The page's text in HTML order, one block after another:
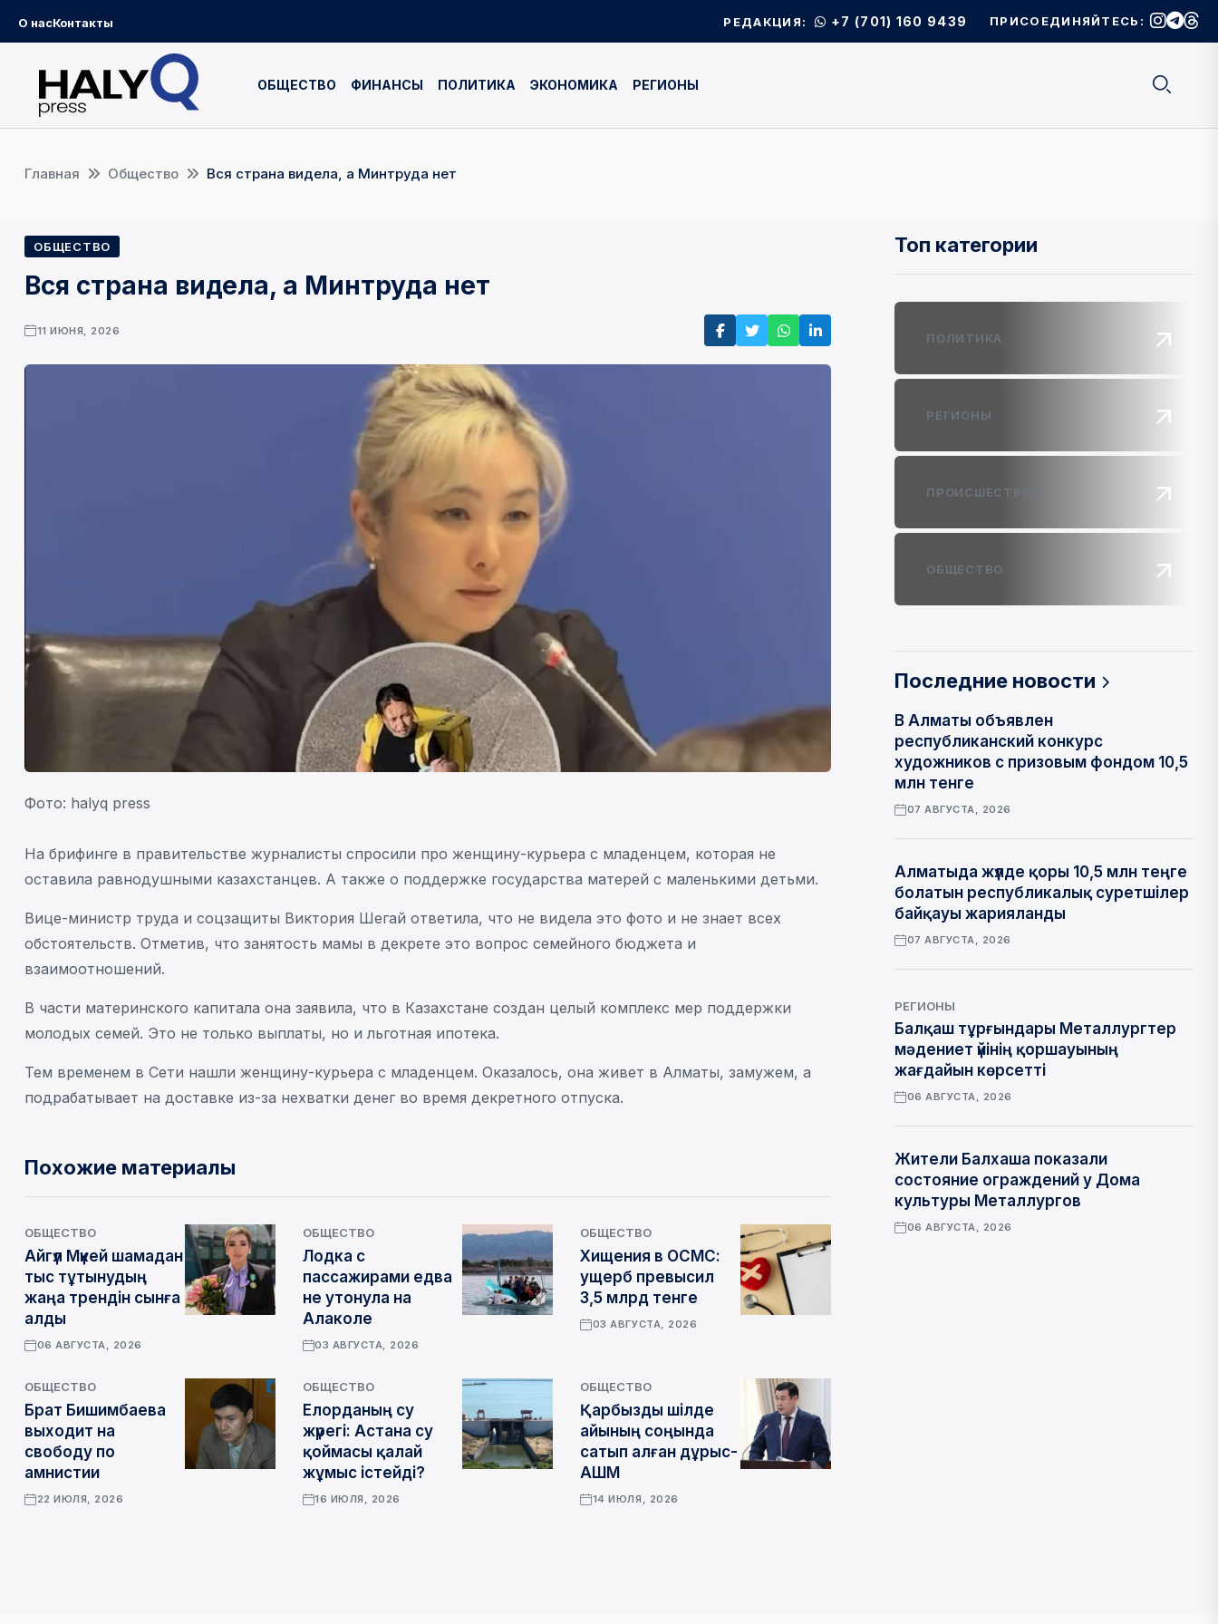
О насКонтакты РЕДАКЦИЯ: +7 (701) 160 9439 ПРИСОЕДИНЯЙТЕСЬ:
ОБЩЕСТВО ФИНАНСЫ ПОЛИТИКА ЭКОНОМИКА РЕГИОНЫ
Главная Общество Вся страна видела, а Минтруда нет
ОБЩЕСТВО
Вся страна видела, а Минтруда нет
11 ИЮНЯ, 2026
Фото: halyq press
На брифинге в правительстве журналисты спросили про женщину-курьера с младенцем, которая не
оставила равнодушными казахстанцев. А также о поддержке государства матерей с маленькими детьми.
Вице-министр труда и соцзащиты Виктория Шегай ответила, что не видела это фото и не знает всех
обстоятельств. Отметив, что занятость мамы в декрете это вопрос семейного бюджета и
взаимоотношений.
В части материнского капитала она заявила, что в Казахстане создан целый комплекс мер поддержки
молодых семей. Это не только выплаты, но и льготная ипотека.
Тем временем в Сети нашли женщину-курьера с младенцем. Оказалось, она живет в Алматы, замужем, а
подрабатывает на доставке из-за нехватки денег во время декретного отпуска.
Похожие материалы
ОБЩЕСТВО
Айгүл Мүкей шамадан
тыс тұтынудың
жаңа трендін сынға
алды
06 АВГУСТА, 2026
ОБЩЕСТВО
Лодка с
пассажирами едва
не утонула на
Алаколе
03 АВГУСТА, 2026
ОБЩЕСТВО
Хищения в ОСМС:
ущерб превысил
3,5 млрд тенге
03 АВГУСТА, 2026
ОБЩЕСТВО
Брат Бишимбаева
выходит на
свободу по
амнистии
22 ИЮЛЯ, 2026
ОБЩЕСТВО
Елорданың су
жүрегі: Астана су
қоймасы қалай
жұмыс істейді?
16 ИЮЛЯ, 2026
ОБЩЕСТВО
Қарбызды шілде
айының соңында
сатып алған дұрыс-
АШМ
14 ИЮЛЯ, 2026
Топ категории
ПОЛИТИКА
РЕГИОНЫ
ПРОИСШЕСТВИЯ
ОБЩЕСТВО
Последние новости
В Алматы объявлен
республиканский конкурс
художников с призовым фондом 10,5
млн тенге
07 АВГУСТА, 2026
Алматыда жүлде қоры 10,5 млн теңге
болатын республикалық суретшілер
байқауы жарияланды
07 АВГУСТА, 2026
РЕГИОНЫ
Балқаш тұрғындары Металлургтер
мәдениет үйінің қоршауының
жағдайын көрсетті
06 АВГУСТА, 2026
Жители Балхаша показали
состояние ограждений у Дома
культуры Металлургов
06 АВГУСТА, 2026